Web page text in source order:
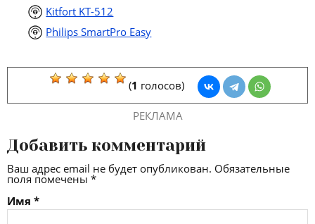
Kitfort KT-512
Philips SmartPro Easy
(1 голосов)
РЕКЛАМА
Добавить комментарий
Ваш адрес email не будет опубликован. Обязательные
поля помечены *
Имя *